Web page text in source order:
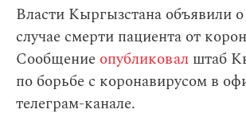
Власти Кыргызстана объявили
случае смерти пациента от
Сообщение опубликовал штаб
по борьбе с коронавирусом в
телеграм-канале.